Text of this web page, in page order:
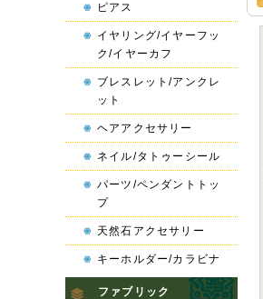
ピアス
イヤリング/イヤーフッ
ク/イヤーカフ
ブレスレット/アンクレ
ット
ヘアアクセサリー
ネイル/タトゥーシール
パーツ/ペンダントトッ
プ
天然石アクセサリー
キーホルダー/カラビナ
ファブリック